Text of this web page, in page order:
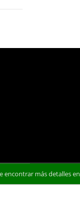
encontrar más detalles en